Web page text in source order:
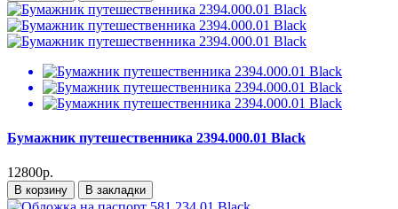
Бумажник путешественника 2394.000.01 Black
12800р.
В корзину В закладки